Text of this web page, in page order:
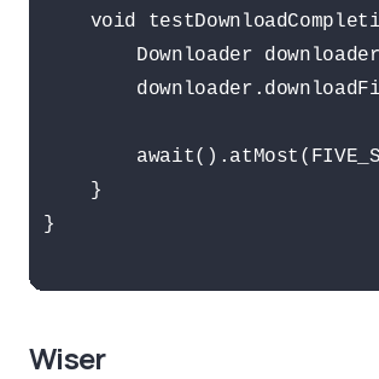
void
Downloader
    }
}
Wiser